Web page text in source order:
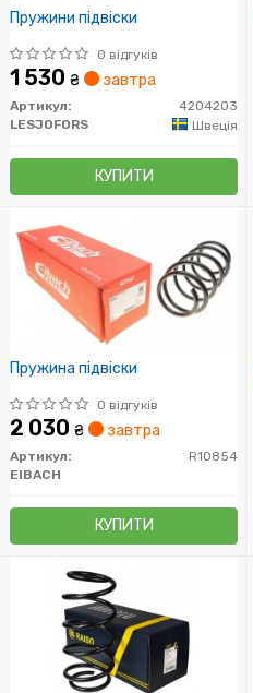
Пружини підвіски
0 відгуків
1 530 ₴ завтра
Артикул:
4204203
LESJOFORS
Швеція
КУПИТИ
Пружина підвіски
0 відгуків
2 030 ₴ завтра
Артикул:
R10854
EIBACH
КУПИТИ